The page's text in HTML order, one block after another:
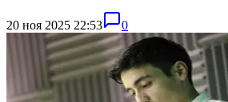
20 ноя 2025 22:53 0